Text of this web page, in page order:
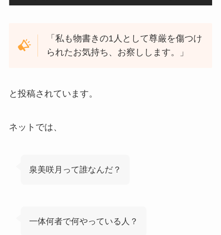
「私も物書きの1人として尊厳を傷つけ
られたお気持ち、お察しします。」
と投稿されています。
ネットでは、
泉美咲月って誰なんだ？
一体何者で何やっている人？